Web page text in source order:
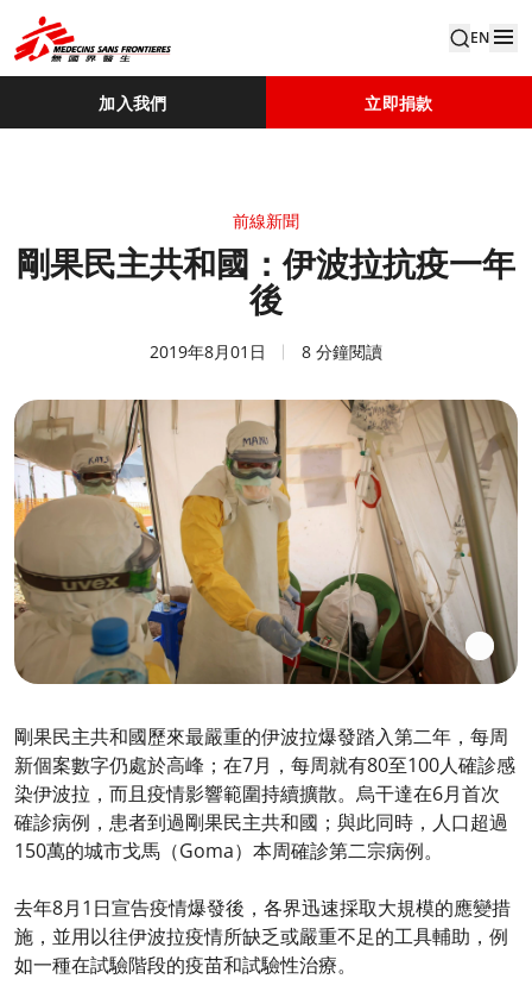
EN
加入我們 立即捐款
前線新聞
剛果民主共和國：伊波拉抗疫一年
後
2019年8月01日 8 分鐘閱讀
剛果民主共和國歷來最嚴重的伊波拉爆發踏入第二年，每周
新個案數字仍處於高峰；在7月，每周就有80至100人確診感
染伊波拉，而且疫情影響範圍持續擴散。烏干達在6月首次
確診病例，患者到過剛果民主共和國；與此同時，人口超過
150萬的城市戈馬（Goma）本周確診第二宗病例。
去年8月1日宣告疫情爆發後，各界迅速採取大規模的應變措
施，並用以往伊波拉疫情所缺乏或嚴重不足的工具輔助，例
如一種在試驗階段的疫苗和試驗性治療。